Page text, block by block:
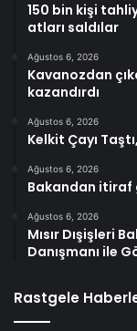
150 bin kişi
atları saldılar
Ağustos 6, 2026
Kavanozdan
kazandırdı
Ağustos 6, 2026
Kelkit Çayı
Ağustos 6, 2026
Bakandan itiraf
Ağustos 6, 2026
Mısır Dışişleri
Danışmanı ile
Rastgele